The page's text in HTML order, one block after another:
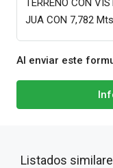
Al enviar este
Listados